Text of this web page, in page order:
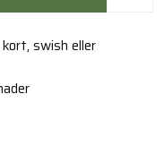
swish eller